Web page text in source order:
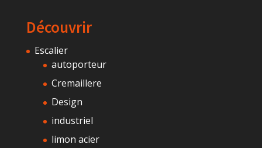
Découvrir
Escalier
autoporteur
Cremaillere
Design
industriel
limon acier